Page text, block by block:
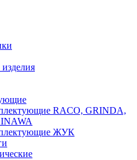
RACO, GRINDA,
ЖУК